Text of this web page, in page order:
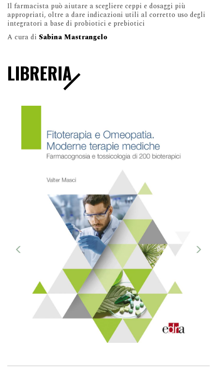
Il farmacista può aiutare a scegliere ceppi e dosaggi più
appropriati, oltre a dare indicazioni utili al corretto uso degli
integratori a base di probiotici e prebiotici
A cura di Sabina Mastrangelo
LIBRERIA